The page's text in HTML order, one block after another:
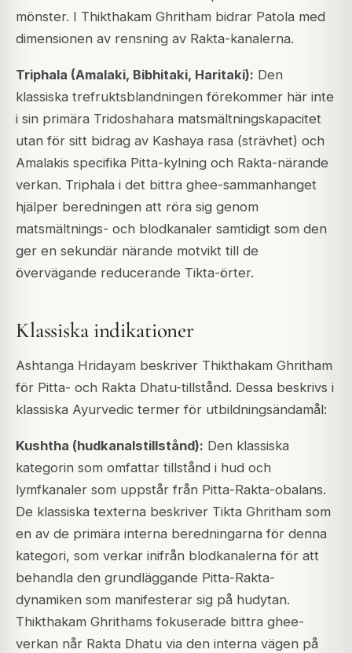
mönster. I Thikthakam Ghritham bidrar Patola med
dimensionen av rensning av Rakta-kanalerna.
Triphala (Amalaki, Bibhitaki, Haritaki): Den
klassiska trefruktsblandningen förekommer här inte
i sin primära Tridoshahara matsmältningskapacitet
utan för sitt bidrag av Kashaya rasa (strävhet) och
Amalakis specifika Pitta-kylning och Rakta-närande
verkan. Triphala i det bittra ghee-sammanhanget
hjälper beredningen att röra sig genom
matsmältnings- och blodkanaler samtidigt som den
ger en sekundär närande motvikt till de
övervägande reducerande Tikta-örter.
Klassiska indikationer
Ashtanga Hridayam beskriver Thikthakam Ghritham
för Pitta- och Rakta Dhatu-tillstånd. Dessa beskrivs i
klassiska Ayurvedic termer för utbildningsändamål:
Kushtha (hudkanalstillstånd): Den klassiska
kategorin som omfattar tillstånd i hud och
lymfkanaler som uppstår från Pitta-Rakta-obalans.
De klassiska texterna beskriver Tikta Ghritham som
en av de primära interna beredningarna för denna
kategori, som verkar inifrån blodkanalerna för att
behandla den grundläggande Pitta-Rakta-
dynamiken som manifesterar sig på hudytan.
Thikthakam Ghrithams fokuserade bittra ghee-
verkan når Rakta Dhatu via den interna vägen på